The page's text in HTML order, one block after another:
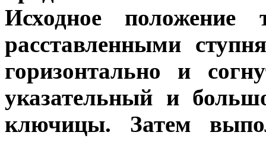
Исходное
расставленными
горизонтально и
указательный и
ключицы. Затем